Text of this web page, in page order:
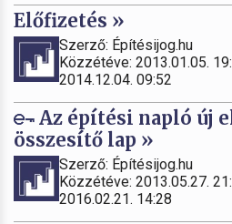
Előfizetés »
Szerző: Építésijog.hu
Közzétéve: 2013.01.05.
2014.12.04. 09:52
Az építési napló új
összesítő lap »
Szerző: Építésijog.hu
Közzétéve: 2013.05.27.
2016.02.21. 14:28